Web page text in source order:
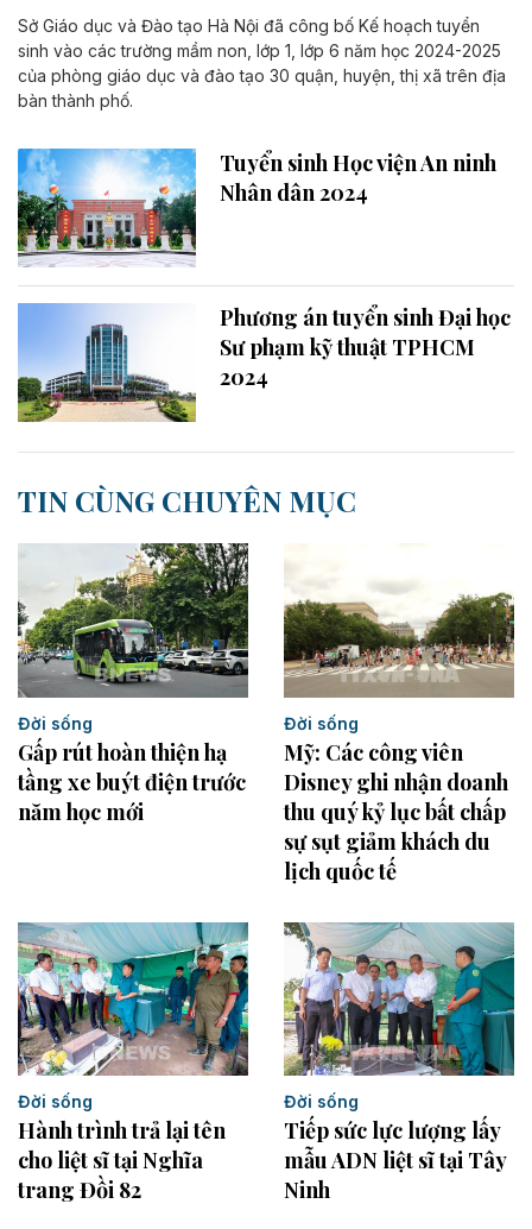
Sở Giáo dục và Đào tạo Hà Nội đã công bố Kế hoạch tuyển
sinh vào các trường mầm non, lớp 1, lớp 6 năm học 2024-2025
của phòng giáo dục và đào tạo 30 quận, huyện, thị xã trên địa
bàn thành phố.
Tuyển sinh Học viện An ninh
Nhân dân 2024
Phương án tuyển sinh Đại học
Sư phạm kỹ thuật TPHCM
2024
TIN CÙNG CHUYÊN MỤC
Đời sống
Gấp rút hoàn thiện hạ
tầng xe buýt điện trước
năm học mới
Đời sống
Mỹ: Các công viên
Disney ghi nhận doanh
thu quý kỷ lục bất chấp
sự sụt giảm khách du
lịch quốc tế
Đời sống
Hành trình trả lại tên
cho liệt sĩ tại Nghĩa
trang Đồi 82
Đời sống
Tiếp sức lực lượng lấy
mẫu ADN liệt sĩ tại Tây
Ninh